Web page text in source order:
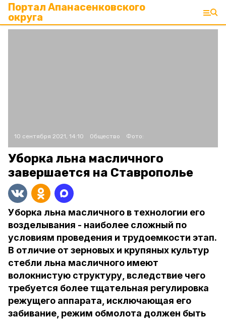
Портал Апанасенковского
округа
10 сентября 2021, 14:10 Общество Фото:
Уборка льна масличного
завершается на Ставрополье
Уборка льна масличного в технологии его
возделывания - наиболее сложный по
условиям проведения и трудоемкости этап.
В отличие от зерновых и крупяных культур
стебли льна масличного имеют
волокнистую структуру, вследствие чего
требуется более тщательная регулировка
режущего аппарата, исключающая его
забивание, режим обмолота должен быть